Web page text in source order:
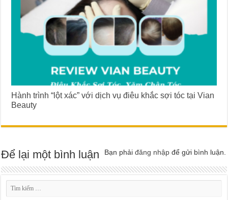
Hành trình “lột xác” với dịch vụ điêu khắc sợi tóc tại Vian
Beauty
Để lại một bình luận Bạn phảiđăng nhập để gửi bình luận.